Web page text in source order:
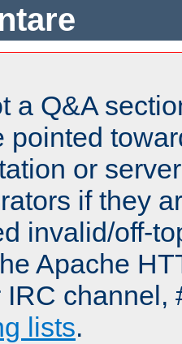
a Q&A
pointed
or
if they
invalid/off-
Apache
IRC channel,
lists.